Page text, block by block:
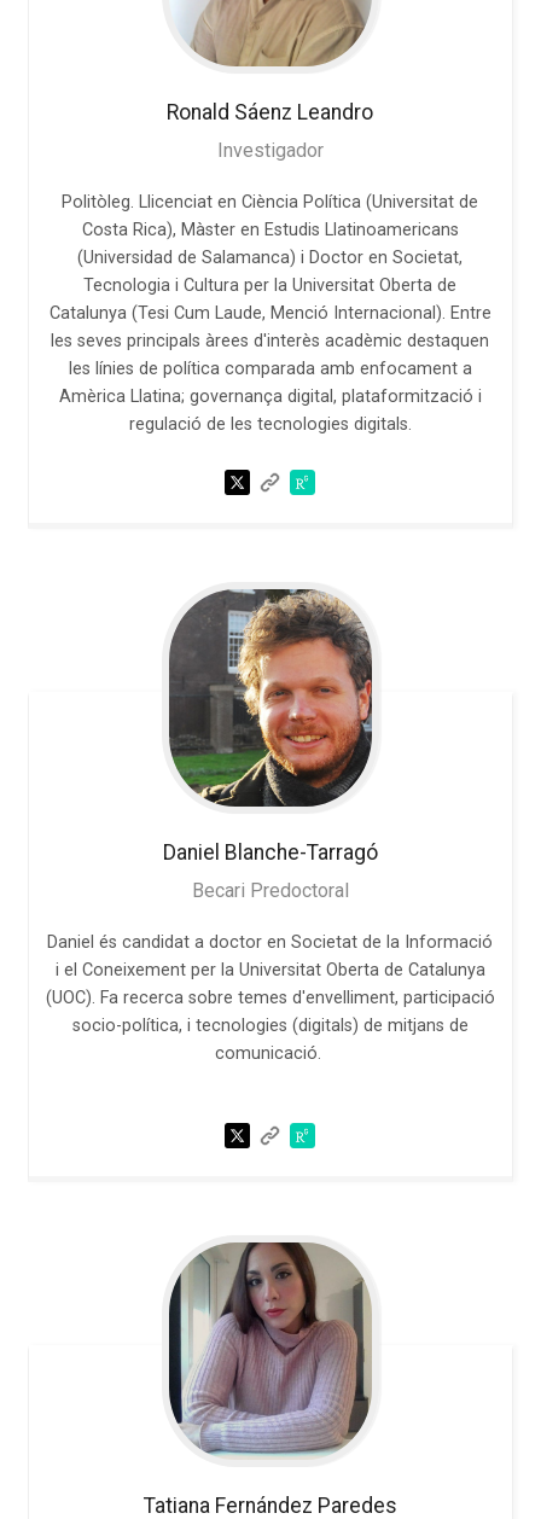
Ronald Sáenz Leandro
Investigador
Politòleg. Llicenciat en Ciència Política (Universitat de
Costa Rica), Màster en Estudis Llatinoamericans
(Universidad de Salamanca) i Doctor en Societat,
Tecnologia i Cultura per la Universitat Oberta de
Catalunya (Tesi Cum Laude, Menció Internacional). Entre
les seves principals àrees d'interès acadèmic destaquen
les línies de política comparada amb enfocament a
Amèrica Llatina; governança digital, plataformització i
regulació de les tecnologies digitals.
Daniel Blanche-Tarragó
Becari Predoctoral
Daniel és candidat a doctor en Societat de la Informació
i el Coneixement per la Universitat Oberta de Catalunya
(UOC). Fa recerca sobre temes d'envelliment, participació
socio-política, i tecnologies (digitals) de mitjans de
comunicació.
Tatiana Fernández Paredes